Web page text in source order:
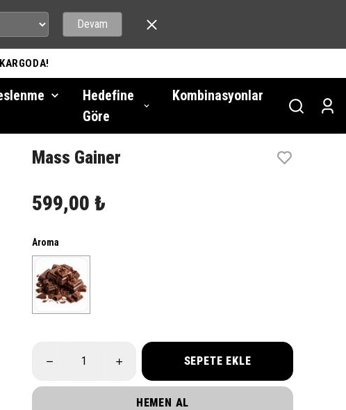
Devam
Hedefine
Göre
Kombinasyonlar
Mass Gainer
599,00 ₺
Aroma
SEPETE EKLE
HEMEN AL